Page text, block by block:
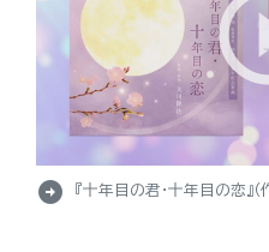
arrow_circle_right 『十年目の君・十年目の恋』（